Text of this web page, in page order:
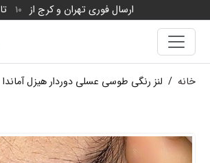
ارسال فوری تهران و کرج از 10 تا
خانه / لنز رنگی طوسی عسلی دوردار هیزل آماندا